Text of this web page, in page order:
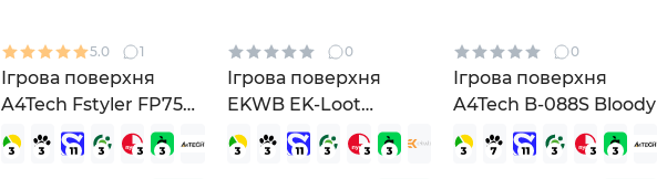
5.0 1
Ігрова поверхня
A4Tech Fstyler FP75
Black
0
Ігрова поверхня
EKWB EK-Loot
Mousepad - Black L
(3831109861929)
0
Ігрова поверхня
A4Tech B-088S Bloody